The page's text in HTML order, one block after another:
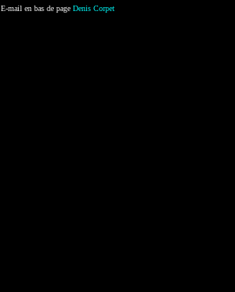
E-mail en bas de page Denis Corpet